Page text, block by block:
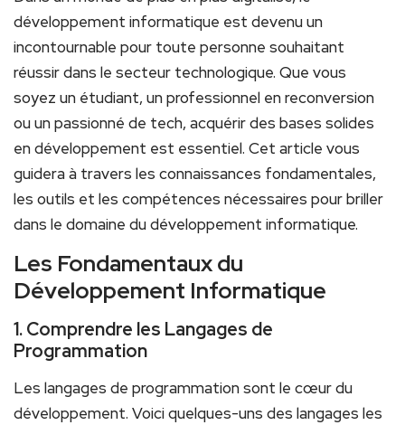
développement informatique est devenu un
incontournable pour toute personne souhaitant
réussir dans le secteur⁣ technologique. ​Que vous
soyez un ​étudiant, un professionnel en reconversion
ou un⁣ passionné de tech, acquérir des bases solides
en développement est essentiel. Cet article vous
guidera à travers les connaissances fondamentales,
les outils et les compétences nécessaires pour briller
dans le domaine du développement informatique.
Les Fondamentaux du
Développement Informatique
1. Comprendre les Langages de
Programmation
Les langages de ‍programmation sont le cœur ‌du
développement. Voici quelques-uns des langages les